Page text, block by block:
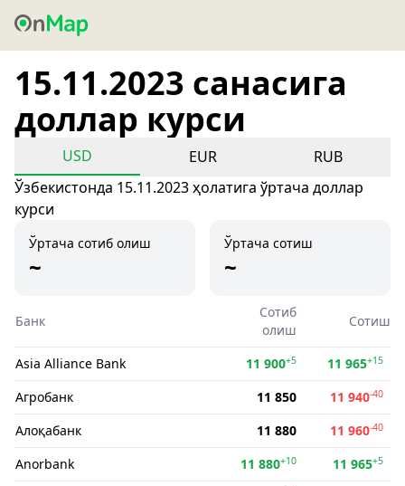
15.11.2023 санасига
доллар курси
USD EUR
RUB
Ўзбекистонда 15.11.2023 ҳолатига ўртача доллар
курси
Ўртача сотиб олиш
~
Ўртача сотиш
~
Банк
Сотиб
олиш
Сотиш
Asia Alliance Bank 11 900+5 11 965+15
Агробанк 11 850 11 940-40
Алоқабанк 11 880 11 960-40
Anorbank 11 880+10 11 965+5